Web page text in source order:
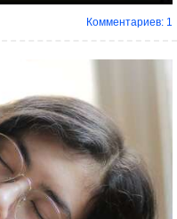
Комментариев: 1